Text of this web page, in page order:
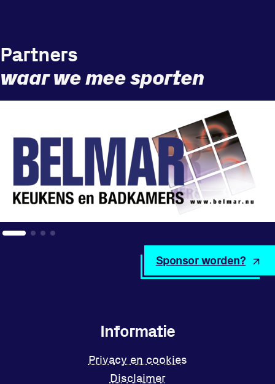
Disclaimer
Huisregels
Vraag en contact
Informatie
Privacy en cookies
Disclaimer
Partners
waar we mee sporten
Sponsor worden?